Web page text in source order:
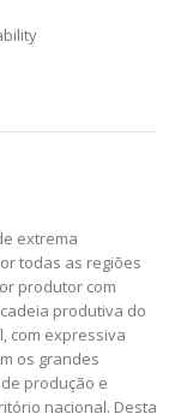
extrema
todas as regiões
produtor com
cadeia produtiva do
com expressiva
os grandes
produção e
nacional. Desta